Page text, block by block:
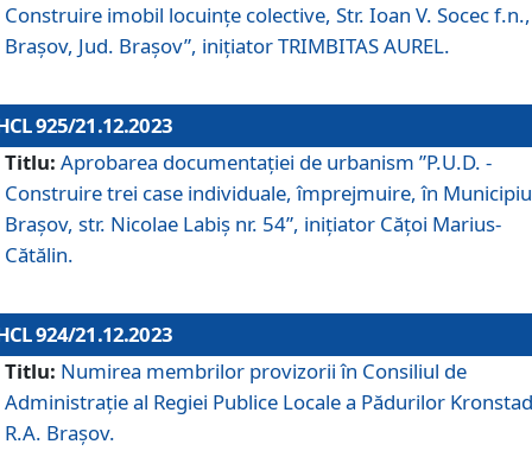
Construire imobil locuințe colective, Str. Ioan V. Socec f.n.,
Brașov, Jud. Brașov”, inițiator TRIMBITAS AUREL.
925/21.12.2023
Titlu: Aprobarea documentaţiei de urbanism ”P.U.D. -
Construire trei case individuale, împrejmuire, în
Brașov, str. Nicolae Labiș nr. 54”, inițiator Cățoi Marius-
Cătălin.
924/21.12.2023
Titlu: Numirea membrilor provizorii în Consiliul de
Administraţie al Regiei Publice Locale a Pădurilor
R.A. Brașov.